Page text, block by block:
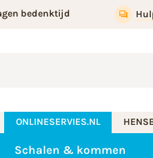
bedenktijd
ONLINESERVIES.NL
Schalen & kommen